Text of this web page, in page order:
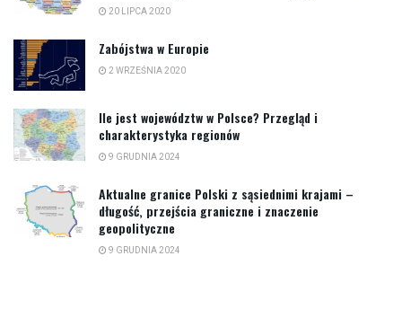
20 LIPCA 2020
Zabójstwa w Europie
2 WRZEŚNIA 2020
Ile jest województw w Polsce? Przegląd i
charakterystyka regionów
9 GRUDNIA 2024
Aktualne granice Polski z sąsiednimi krajami –
długość, przejścia graniczne i znaczenie
geopolityczne
9 GRUDNIA 2024